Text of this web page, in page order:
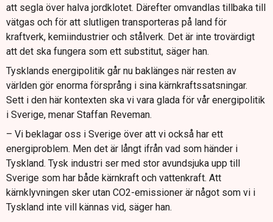
att segla över halva jordklotet. Därefter omvandlas tillbaka till
vätgas och för att slutligen transporteras på land för
kraftverk, kemiindustrier och stålverk. Det är inte trovärdigt
att det ska fungera som ett substitut, säger han.
Tysklands energipolitik går nu baklänges när resten av
världen gör enorma försprång i sina kärnkraftssatsningar.
Sett i den här kontexten ska vi vara glada för vår energipolitik
i Sverige, menar Staffan Reveman.
– Vi beklagar oss i Sverige över att vi också har ett
energiproblem. Men det är långt ifrån vad som händer i
Tyskland. Tysk industri ser med stor avundsjuka upp till
Sverige som har både kärnkraft och vattenkraft. Att
kärnklyvningen sker utan CO2-emissioner är något som vi i
Tyskland inte vill kännas vid, säger han.